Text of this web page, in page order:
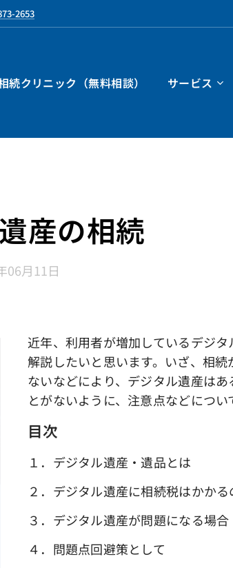
2653
続クリニック（無料相談） サービス
産の相続
06月11日
近年、利用者が増加しているデジ
解説したいと思います。いざ、相
ないなどにより、デジタル遺産は
とがないように、注意点などについ
目次
１．デジタル遺産・遺品とは
２．デジタル遺産に相続税はかかる
３．デジタル遺産が問題になる場合
４．問題点回避策として